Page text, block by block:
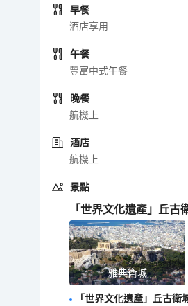
早餐
酒店享用
午餐
豐富中式午餐
晚餐
航機上
酒店
航機上
景點
「世界文化遺產」丘古
雅典衛城
「世界文化遺產」丘古衛